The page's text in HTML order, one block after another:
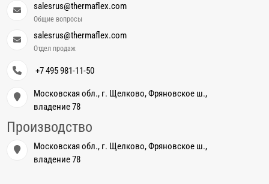
salesrus@thermaflex.com
Общие вопросы
salesrus@thermaflex.com
Отдел продаж
+7 495 981-11-50
Московская обл., г. Щелково, Фряновское ш.,
владение 78
Производство
Московская обл., г. Щелково, Фряновское ш.,
владение 78